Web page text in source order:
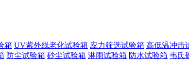
箱 UV紫外线老化试验箱 应力筛选试验箱 高低温冲击
防尘试验箱 砂尘试验箱 淋雨试验箱 防水试验箱 韦氏